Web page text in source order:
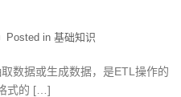
Posted in 基础知识
数据或生成数据，是ETL操作的
式的 […]